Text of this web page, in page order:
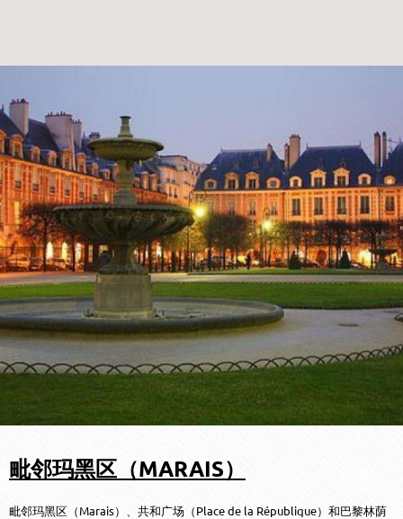
毗邻玛黑区（MARAIS）
毗邻玛黑区（Marais）、共和广场（Place de la République）和巴黎林荫